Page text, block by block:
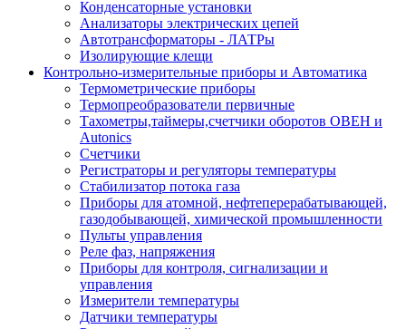
Конденсаторные установки
Анализаторы электрических цепей
Автотрансформаторы - ЛАТРы
Изолирующие клещи
Контрольно-измерительные приборы и Автоматика
Термометрические приборы
Термопреобразователи первичные
Тахометры,таймеры,счетчики оборотов ОВЕН и
Autonics
Счетчики
Регистраторы и регуляторы температуры
Стабилизатор потока газа
Приборы для атомной, нефтеперерабатывающей,
газодобывающей, химической промышленности
Пульты управления
Реле фаз, напряжения
Приборы для контроля, сигнализации и
управления
Измерители температуры
Датчики температуры